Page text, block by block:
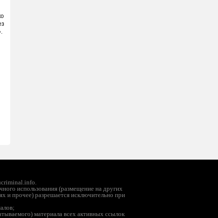
использования (размещение на других
и прочее) разрешается исключительно при
материала всех активных ссылок